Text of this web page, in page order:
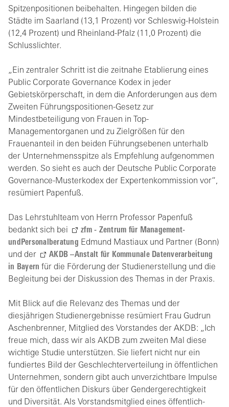
Spitzenpositionen beibehalten. Hingegen bilden die
Städte im Saarland (13,1 Prozent) vor Schleswig-Holstein
(12,4 Prozent) und Rheinland-Pfalz (11,0 Prozent) die
Schlusslichter.
„Ein zentraler Schritt ist die zeitnahe Etablierung eines
Public Corporate Governance Kodex in jeder
Gebietskörperschaft, in dem die Anforderungen aus dem
Zweiten Führungspositionen-Gesetz zur
Mindestbeteiligung von Frauen in Top-
Managementorganen und zu Zielgrößen für den
Frauenanteil in den beiden Führungsebenen unterhalb
der Unternehmensspitze als Empfehlung aufgenommen
werden. So sieht es auch der Deutsche Public Corporate
Governance-Musterkodex der Expertenkommission vor“,
resümiert Papenfuß.
Das Lehrstuhlteam von Herrn Professor Papenfuß
bedankt sich bei
zfm - Zentrum für Management-
undPersonalberatung Edmund Mastiaux und Partner (Bonn)
und der
AKDB –Anstalt für Kommunale Datenverarbeitung
in Bayern für die Förderung der Studienerstellung und die
Begleitung bei der Diskussion des Themas in der Praxis.
Mit Blick auf die Relevanz des Themas und der
diesjährigen Studienergebnisse resümiert Frau Gudrun
Aschenbrenner, Mitglied des Vorstandes der AKDB: „Ich
freue mich, dass wir als AKDB zum zweiten Mal diese
wichtige Studie unterstützen. Sie liefert nicht nur ein
fundiertes Bild der Geschlechterverteilung in öffentlichen
Unternehmen, sondern gibt auch unverzichtbare Impulse
für den öffentlichen Diskurs über Gendergerechtigkeit
und Diversität. Als Vorstandsmitglied eines öffentlich-